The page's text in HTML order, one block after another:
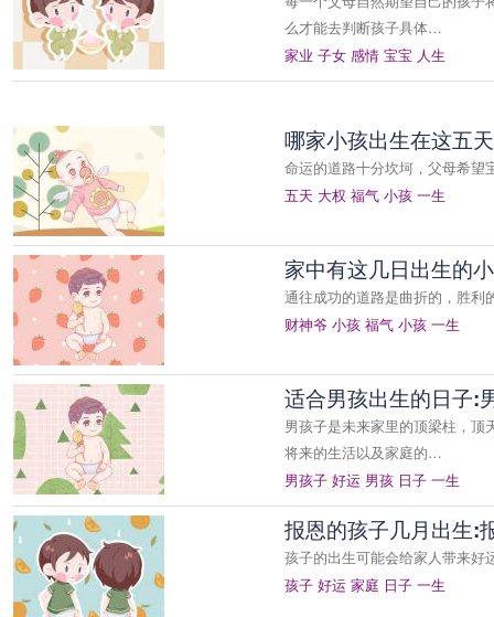
么才能去判断孩子具体…
家业 子女 感情 宝宝 人生
哪家小孩出生在这五
命运的道路十分坎坷，父母希望
五天 大权 福气 小孩 一生
家中有这几日出生的
通往成功的道路是曲折的，胜利
财神爷 小孩 福气 小孩 一生
适合男孩出生的日子:
男孩子是未来家里的顶梁柱，
将来的生活以及家庭的…
男孩子 好运 男孩 日子 一生
报恩的孩子几月出生:
孩子的出生可能会给家人带来好
孩子 好运 家庭 日子 一生